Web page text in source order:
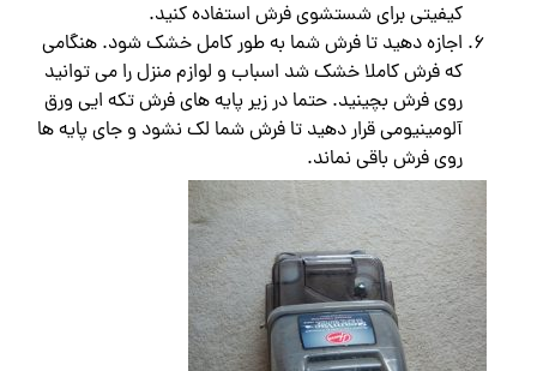
کیفیتی برای شستشوی فرش استفاده کنید.
اجازه دهید تا فرش شما به طور کامل خشک شود. هنگامی
که فرش کاملا خشک شد اسباب و لوازم منزل را می توانید
روی فرش بچینید. حتما در زیر پایه های فرش تکه ایی ورق
آلومینیومی قرار دهید تا فرش شما لک نشود و جای پایه ها
روی فرش باقی نماند.